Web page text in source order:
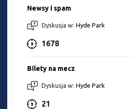
Newsy i spam
Dyskusja w: Hyde Park
1678
Bilety na mecz
Dyskusja w: Hyde Park
21